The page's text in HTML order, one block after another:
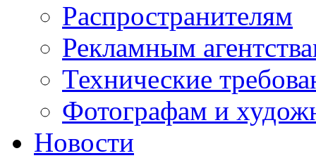
Распространителям
Рекламным
Технические
Фотографам и
Новости